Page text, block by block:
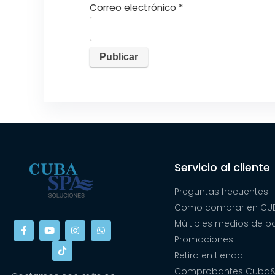
Correo electrónico *
Servicio al cliente
Preguntas frecuentes
Como comprar en
Múltiples medios de
Promociones
Retiro en tienda
Comprobantes